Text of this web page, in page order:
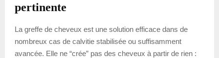
pertinente
La greffe de cheveux est une solution efficace dans de
nombreux cas de calvitie stabilisée ou suffisamment
avancée. Elle ne “crée” pas des cheveux à partir de rien :